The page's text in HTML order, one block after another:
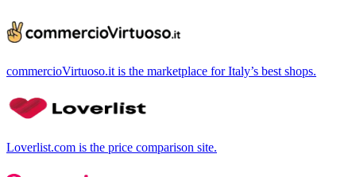
commercioVirtuoso.it is the marketplace for Italy’s best shops.
Loverlist.com is the price comparison site.